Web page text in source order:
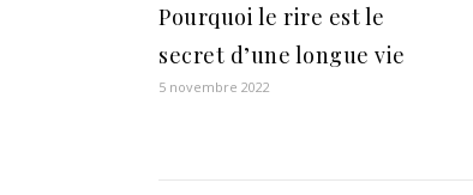
Pourquoi le rire est le
secret d’une longue vie
5 novembre 2022